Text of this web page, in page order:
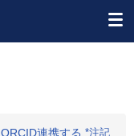
ORCID連携する *注記